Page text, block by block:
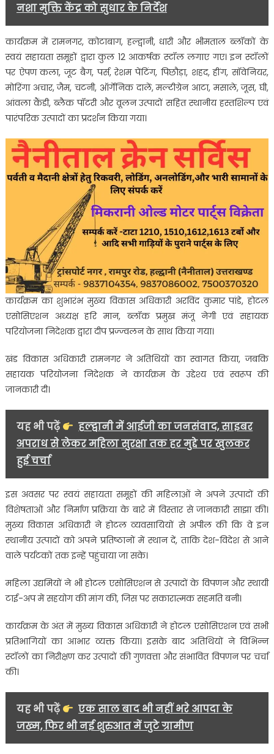
नशा मुक्ति केंद्र को सुधार के निर्देश
कार्यक्रम में रामनगर, कोटाबाग, हल्द्वानी, धारी और भीमताल ब्लॉकों के
स्वयं सहायता समूहों द्वारा कुल 12 आकर्षक स्टॉल लगाए गए। इन स्टॉलों
पर ऐपण कला, जूट बैग, पर्स, रेशम पेंटिंग, पिछौड़ा, शहद, हींग, सॉवेनियर,
मोरिंगा अचार, जैम, चटनी, ऑर्गेनिक दालें, मल्टीग्रेन आटा, मसाले, जूस, घी,
आंवला कैंडी, ब्लैक पॉटरी और वूलन उत्पादों सहित स्थानीय हस्तशिल्प एवं
पारंपरिक उत्पादों का प्रदर्शन किया गया।
कार्यक्रम का शुभारंभ मुख्य विकास अधिकारी अरविंद कुमार पांडे, होटल
एसोसिएशन अध्यक्ष हरि मान, ब्लॉक प्रमुख मंजू नेगी एवं सहायक
परियोजना निदेशक द्वारा दीप प्रज्ज्वलन के साथ किया गया।
खंड विकास अधिकारी रामनगर ने अतिथियों का स्वागत किया, जबकि
सहायक परियोजना निदेशक ने कार्यक्रम के उद्देश्य एवं स्वरूप की
जानकारी दी।
यह भी पढ़ें
हल्द्वानी में आईजी का जनसंवाद, साइबर
अपराध से लेकर महिला सुरक्षा तक हर मुद्दे पर खुलकर
हुई चर्चा
इस अवसर पर स्वयं सहायता समूहों की महिलाओं ने अपने उत्पादों की
विशेषताओं और निर्माण प्रक्रिया के बारे में विस्तार से जानकारी साझा की।
मुख्य विकास अधिकारी ने होटल व्यवसायियों से अपील की कि वे इन
स्थानीय उत्पादों को अपने प्रतिष्ठानों में स्थान दें, ताकि देश-विदेश से आने
वाले पर्यटकों तक इन्हें पहुंचाया जा सके।
महिला उद्यमियों ने भी होटल एसोसिएशन से उत्पादों के विपणन और स्थायी
टाई-अप में सहयोग की मांग की, जिस पर सकारात्मक सहमति बनी।
कार्यक्रम के अंत में मुख्य विकास अधिकारी ने होटल एसोसिएशन एवं सभी
प्रतिभागियों का आभार व्यक्त किया। इसके बाद अतिथियों ने विभिन्न
स्टॉलों का निरीक्षण कर उत्पादों की गुणवत्ता और संभावित विपणन पर चर्चा
की।
यह भी पढ़ें
एक साल बाद भी नहीं भरे आपदा के
जख्म, फिर भी नई शुरुआत में जुटे ग्रामीण